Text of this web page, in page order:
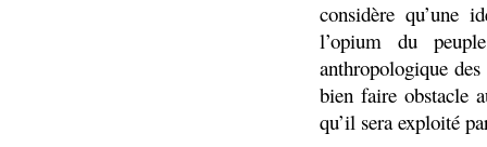
considère qu’une
l’opium du
anthropologique
bien faire obstacle
qu’il sera exploité